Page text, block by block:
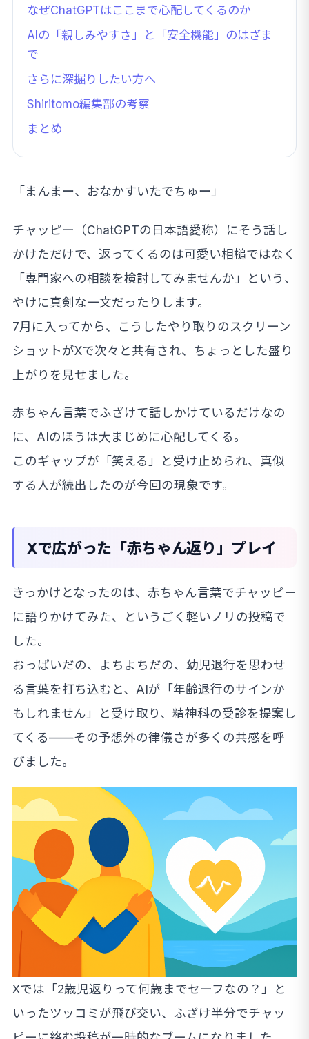
なぜChatGPTはここまで心配してくるのか
AIの「親しみやすさ」と「安全機能」のはざま
で
さらに深掘りしたい方へ
Shiritomo編集部の考察
まとめ
「まんまー、おなかすいたでちゅー」
チャッピー（ChatGPTの日本語愛称）にそう話し
かけただけで、返ってくるのは可愛い相槌ではなく
「専門家への相談を検討してみませんか」という、
やけに真剣な一文だったりします。
7月に入ってから、こうしたやり取りのスクリーン
ショットがXで次々と共有され、ちょっとした盛り
上がりを見せました。
赤ちゃん言葉でふざけて話しかけているだけなの
に、AIのほうは大まじめに心配してくる。
このギャップが「笑える」と受け止められ、真似
する人が続出したのが今回の現象です。
Xで広がった「赤ちゃん返り」プレイ
きっかけとなったのは、赤ちゃん言葉でチャッピー
に語りかけてみた、というごく軽いノリの投稿で
した。
おっぱいだの、よちよちだの、幼児退行を思わせ
る言葉を打ち込むと、AIが「年齢退行のサインか
もしれません」と受け取り、精神科の受診を提案し
てくる——その予想外の律儀さが多くの共感を呼
びました。
Xでは「2歳児返りって何歳までセーフなの？」と
いったツッコミが飛び交い、ふざけ半分でチャッ